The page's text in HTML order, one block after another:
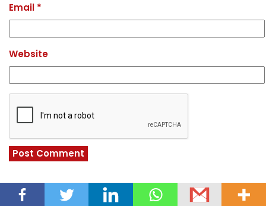
Email *
Website
LATEST NEWS